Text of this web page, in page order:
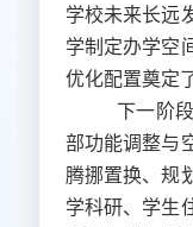
学校未来长远
学制定办学空
优化配置奠定
下一阶
部功能调整与
腾挪置换、规
学科研、学生